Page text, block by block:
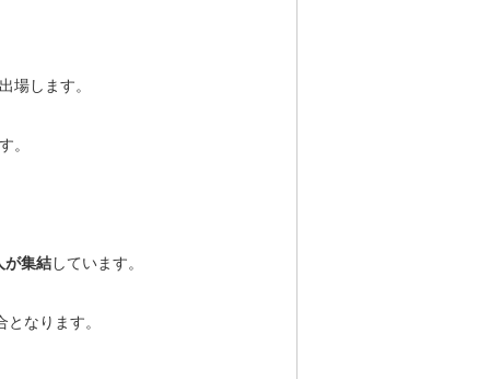
場します。
。
が集結しています。
なります。